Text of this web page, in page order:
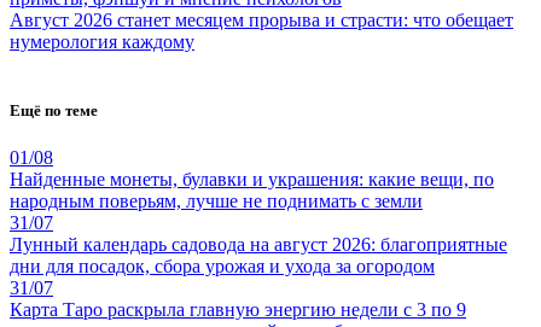
Август 2026 станет месяцем прорыва и страсти: что обещает
нумерология каждому
Ещё по теме
01/08
Найденные монеты, булавки и украшения: какие вещи, по
народным поверьям, лучше не поднимать с земли
31/07
Лунный календарь садовода на август 2026: благоприятные
дни для посадок, сбора урожая и ухода за огородом
31/07
Карта Таро раскрыла главную энергию недели с 3 по 9